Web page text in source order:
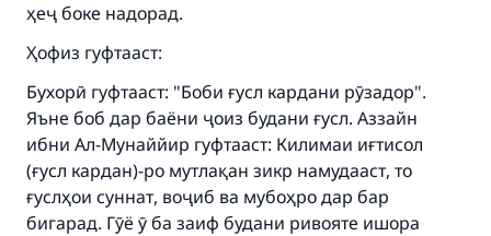
ҳеҷ боке надорад.
Ҳофиз гуфтааст:
Бухорӣ гуфтааст: "Боби ғусл кардани рӯзадор".
Яъне боб дар баёни ҷоиз будани ғусл. Аззайн
ибни Ал-Мунаййир гуфтааст: Килимаи иғтисол
(ғусл кардан)-ро мутлақан зикр намудааст, то
ғуслҳои суннат, воҷиб ва мубоҳро дар бар
бигарад. Гӯё ӯ ба заиф будани ривояте ишора
Support IslamQA